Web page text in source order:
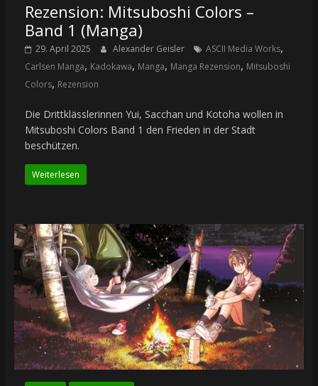
Rezension: Mitsuboshi Colors –
Band 1 (Manga)
29. April 2025 Alexander Geisler ASCII Media Works,
Carlsen Manga, Kadokawa, Manga, Manga Rezension, Mitsuboshi
Colors, Rezension
Die Drittklässlerinnen Yui, Sacchan und Kotoha wollen in
Mitsuboshi Colors Band 1 den Frieden in der Stadt
beschützen.
Weiterlesen